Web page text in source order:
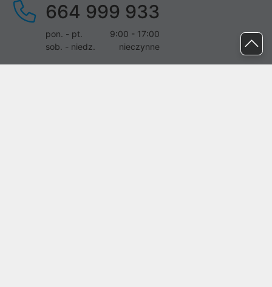
664 999 933
pon. - pt.
9:00 - 17:00
sob. - niedz.
nieczynne